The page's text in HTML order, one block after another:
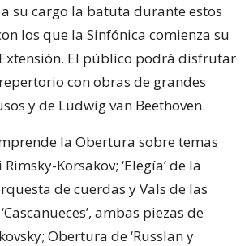
su cargo la batuta durante estos
los que la Sinfónica comienza su
El público podrá disfrutar
con obras de grandes
y de Ludwig van Beethoven.
la Obertura sobre temas
Korsakov; ‘Elegía’ de la
de cuerdas y Vals de las
ambas piezas de
Obertura de ‘Russlan y